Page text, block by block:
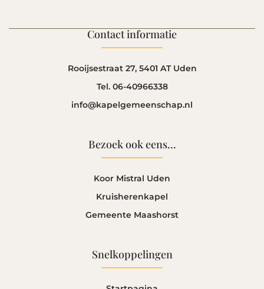
Contact informatie
Rooijsestraat 27, 5401 AT Uden
Tel. 06-40966338
info@kapelgemeenschap.nl
Bezoek ook eens...
Koor Mistral Uden
Kruisherenkapel
Gemeente Maashorst
Snelkoppelingen